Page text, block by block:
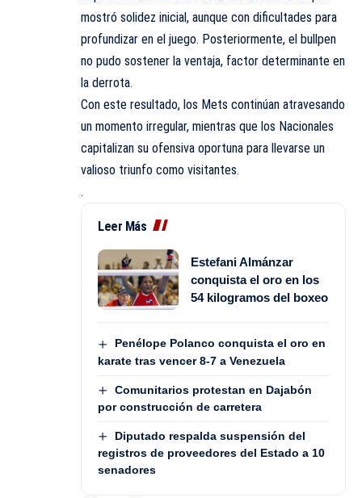
mostró solidez inicial, aunque con dificultades para
profundizar en el juego. Posteriormente, el bullpen
no pudo sostener la ventaja, factor determinante en
la derrota.
Con este resultado, los Mets continúan atravesando
un momento irregular, mientras que los Nacionales
capitalizan su ofensiva oportuna para llevarse un
valioso triunfo como visitantes.
.
Leer Más
Estefani Almánzar
conquista el oro en los
54 kilogramos del boxeo
Penélope Polanco conquista el oro en
karate tras vencer 8-7 a Venezuela
Comunitarios protestan en Dajabón
por construcción de carretera
Diputado respalda suspensión del
registros de proveedores del Estado a 10
senadores